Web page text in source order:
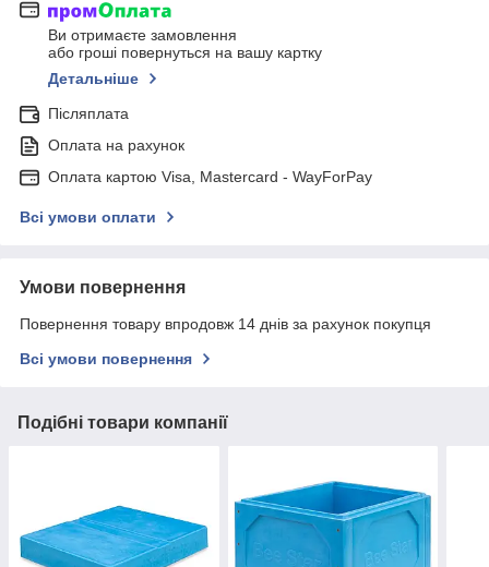
Ви отримаєте замовлення
або гроші повернуться на вашу картку
Детальніше
Післяплата
Оплата на рахунок
Оплата картою Visa, Mastercard - WayForPay
Всі умови оплати
Умови повернення
Повернення товару впродовж 14 днів за рахунок покупця
Всі умови повернення
Подібні товари компанії